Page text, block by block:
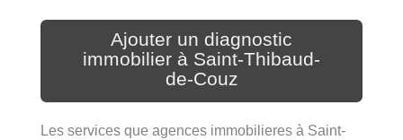
Ajouter un diagnostic
immobilier à Saint-Thibaud-
de-Couz
Les services que agences immobilieres à Saint-